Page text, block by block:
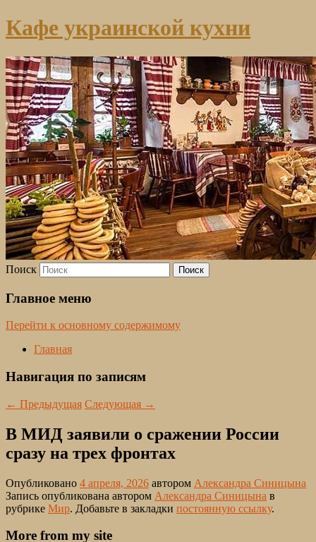
Кафе украинской кухни
Поиск
Главное меню
Перейти к основному содержимому
Главная
Навигация по записям
← Предыдущая Следующая →
В МИД заявили о сражении России
сразу на трех фронтах
Опубликовано 4 апреля, 2026 автором Александра Синицына
Запись опубликована автором Александра Синицына в
рубрике Мир. Добавьте в закладки постоянную ссылку.
More from my site